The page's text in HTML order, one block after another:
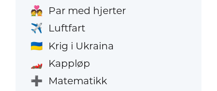
💑 Par med hjerter
✈️ Luftfart
🇺🇦 Krig i Ukraina
🏎️ Kappløp
➕ Matematikk